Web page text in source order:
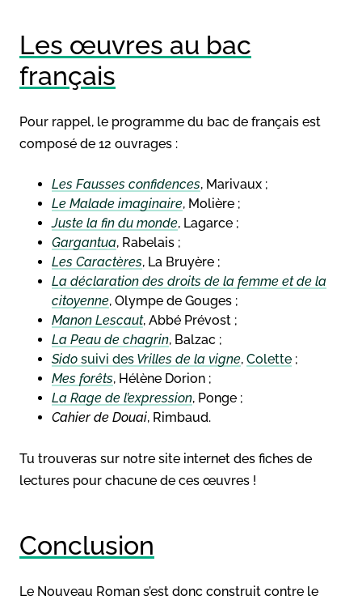
Les œuvres au bac
français
Pour rappel, le programme du bac de français est
composé de 12 ouvrages :
Les Fausses confidences, Marivaux ;
Le Malade imaginaire, Molière ;
Juste la fin du monde, Lagarce ;
Gargantua, Rabelais ;
Les Caractères, La Bruyère ;
La déclaration des droits de la femme et de la
citoyenne, Olympe de Gouges ;
Manon Lescaut, Abbé Prévost ;
La Peau de chagrin, Balzac ;
Sido suivi des Vrilles de la vigne, Colette ;
Mes forêts, Hélène Dorion ;
La Rage de l’expression, Ponge ;
Cahier de Douai, Rimbaud.
Tu trouveras sur notre site internet des fiches de
lectures pour chacune de ces œuvres !
Conclusion
Le Nouveau Roman s’est donc construit contre le